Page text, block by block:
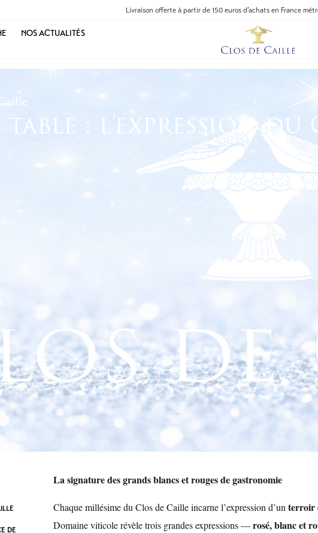
Livraison offerte à partir de 150 euros d’achats en France
NOS ACTUALITÉS
table : l’expression
DE
La signature des grands blancs et rouges de gastronomie
Chaque millésime du Clos de Caille incarne l’expression d’unterroir
Domaine viticole révèle trois grandes expressions —rosé, blanc et